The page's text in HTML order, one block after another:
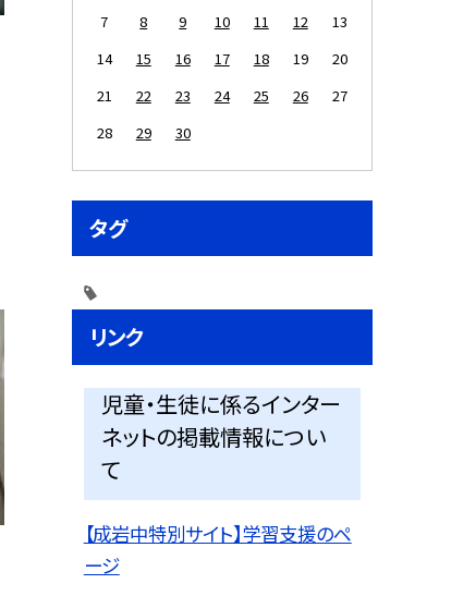
7
8 9 10 11 12
13
14
15 16 17 18 19
20
21
22 23 24 25 26
27
28
29 30
タグ
リンク
児童・生徒に係るインター
ネットの掲載情報につい
て
【成岩中特別サイト】学習支援のペ
ージ